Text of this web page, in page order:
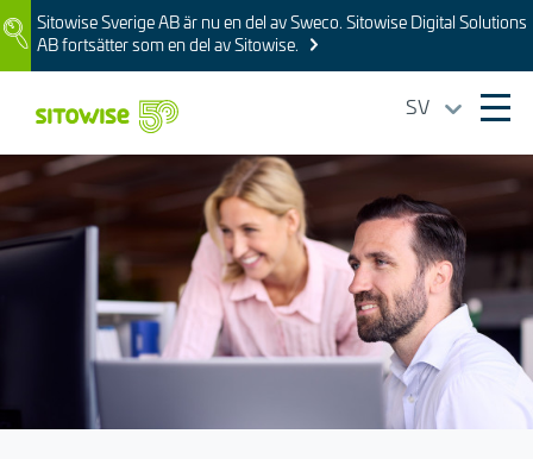
Skip
to
main
ImageSitowise Sverige AB är nu en del av Sweco. Sitowise Digital Solutions
AB fortsätter som en del av Sitowise.
SV
Bild